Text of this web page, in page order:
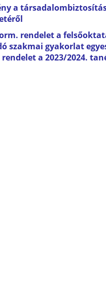
a
rendelet a
szakmai gyakorlat
rendelet a 2023/2024.